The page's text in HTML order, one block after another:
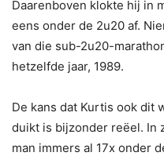
Daarenboven klokte hij in
eens onder de 2u20 af.
van die sub-2u20-
hetzelfde jaar, 1989.
De kans dat Kurtis ook dit
duikt is bijzonder reëel. In
man immers al 17x onder